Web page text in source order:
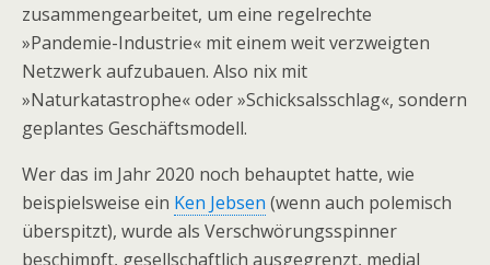
zusammengearbeitet, um eine regelrechte
»Pandemie-Industrie« mit einem weit verzweigten
Netzwerk aufzubauen. Also nix mit
»Naturkatastrophe« oder »Schicksalsschlag«, sondern
geplantes Geschäftsmodell.
Wer das im Jahr 2020 noch behauptet hatte, wie
beispielsweise ein Ken Jebsen (wenn auch polemisch
überspitzt), wurde als Verschwörungsspinner
beschimpft, gesellschaftlich ausgegrenzt, medial